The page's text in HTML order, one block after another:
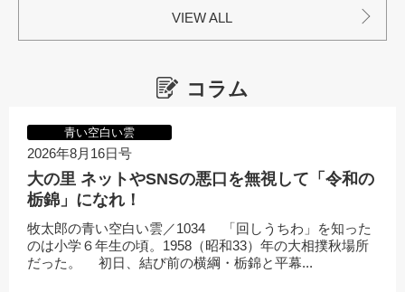
VIEW ALL
コラム
青い空白い雲
2026年8月16日号
大の里 ネットやSNSの悪口を無視して「令和の
栃錦」になれ！
牧太郎の青い空白い雲／1034 「回しうちわ」を知った
のは小学６年生の頃。1958（昭和33）年の大相撲秋場所
だった。 初日、結び前の横綱・栃錦と平幕...